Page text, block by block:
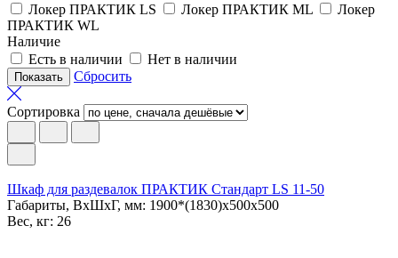
Локер ПРАКТИК LS
Локер ПРАКТИК ML
Локер
ПРАКТИК WL
Наличие
Есть в наличии
Нет в наличии
Сбросить
Сортировка
Шкаф для раздевалок ПРАКТИК Стандарт LS 11-50
Габариты, ВxШxГ, мм: 1900*(1830)x500x500
Вес, кг: 26